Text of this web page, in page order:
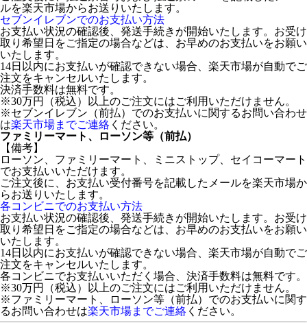
ルを楽天市場からお送りいたします。
セブンイレブンでのお支払い方法
お支払い状況の確認後、発送手続きが開始いたします。お受け
取り希望日をご指定の場合などは、お早めのお支払いをお願い
いたします。
14日以内にお支払いが確認できない場合、楽天市場が自動でご
注文をキャンセルいたします。
決済手数料は無料です。
※30万円（税込）以上のご注文にはご利用いただけません。
※セブンイレブン（前払）でのお支払いに関するお問い合わせ
は楽天市場までご連絡 ください。
ファミリーマート、ローソン等（前払）
【備考】
ローソン、ファミリーマート、ミニストップ、セイコーマート
でお支払いいただけます。
ご注文後に、お支払い受付番号を記載したメールを楽天市場か
らお送りいたします。
各コンビニでのお支払い方法
お支払い状況の確認後、発送手続きが開始いたします。お受け
取り希望日をご指定の場合などは、お早めのお支払いをお願い
いたします。
14日以内にお支払いが確認できない場合、楽天市場が自動でご
注文をキャンセルいたします。
各コンビニでお支払いいただく場合、決済手数料は無料です。
※30万円（税込）以上のご注文にはご利用いただけません。
※ファミリーマート、ローソン等（前払）でのお支払いに関す
るお問い合わせは楽天市場までご連絡 ください。